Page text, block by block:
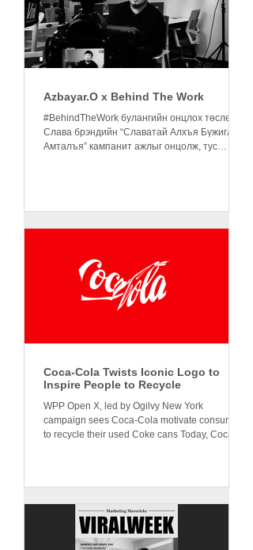
Azbayar.O x Behind The Work
#BehindTheWork булангийн онцлох төслөөр
Слава брэндийн “Славатай Алхъя Бүжиглэе
Амталъя” кампанит ажлыг онцолж, тус
Coca-Cola Twists Iconic Logo to
Inspire People to Recycle
WPP Open X, led by Ogilvy New York
campaign sees Coca-Cola motivate consumers
to recycle their used Coke cans Today, Coca-